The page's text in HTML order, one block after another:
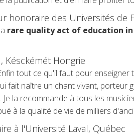
honoraire des Universités de
rare quality act of education
Késckémét Hongrie
tout ce qu'il faut pour
fait naître un chant vivant, porteur
la recommande à tous les
à la qualité de vie de milliers
à l'Université Laval, Québec